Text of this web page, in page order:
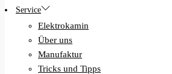
Service
Elektrokamin
Über uns
Manufaktur
Tricks und Tipps